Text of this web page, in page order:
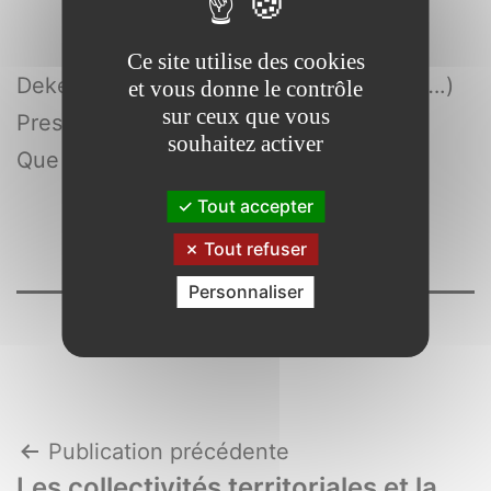
Dekeuwer-Défossez , Françoise (1949-….)
Presses universitaires de France
Que sais-je ?
Navigation
Publication précédente
Ce site utilise des cookies
et vous donne le contrôle
sur ceux que vous
souhaitez activer
Tout accepter
Tout refuser
Personnaliser